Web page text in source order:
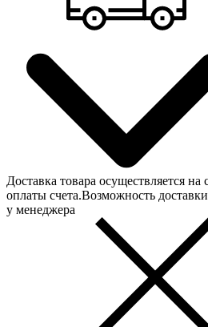
Доставка товара осуществляется
оплаты счета.Возможность
у менеджера